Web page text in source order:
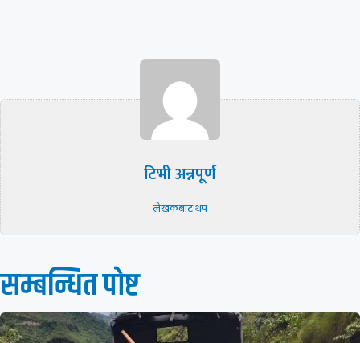
टिभी अन्नपूर्ण
लेखकबाट थप
सम्बन्धित पाेष्ट